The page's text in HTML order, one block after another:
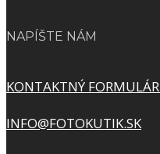
NAPÍŠTE NÁM
KONTAKTNÝ FORMULÁR
INFO@FOTOKUTIK.SK